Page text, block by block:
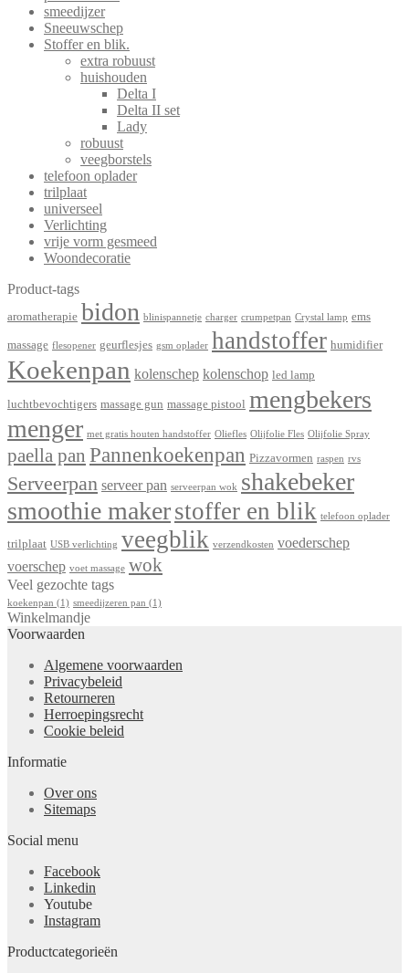
smeedijzer
Sneeuwschep
Stoffer en blik.
extra robuust
huishouden
Delta I
Delta II set
Lady
robuust
veegborstels
telefoon oplader
trilplaat
universeel
Verlichting
vrije vorm gesmeed
Woondecoratie
Product-tags
aromatherapie bidon blinispannetje charger crumpetpan Crystal lamp ems
massage flesopener geurflesjes gsm oplader handstoffer humidifier
Koekenpan kolenschep kolenschop led lamp
luchtbevochtigers massage gun massage pistool mengbekers
menger met gratis houten handstoffer Oliefles Olijfolie Fles Olijfolie Spray
paella pan Pannenkoekenpan Pizzavormen raspen rvs
Serveerpan serveer pan serveerpan wok shakebeker
smoothie makerstoffer en blik telefoon oplader
trilplaat USB verlichting veegblik verzendkosten voederschep
voerschep voet massage wok
Veel gezochte tags
koekenpan (1) smeedijzeren pan (1)
Winkelmandje
Voorwaarden
Algemene voorwaarden
Privacybeleid
Retourneren
Herroepingsrecht
Cookie beleid
Informatie
Over ons
Sitemaps
Social menu
Facebook
Linkedin
Youtube
Instagram
Productcategorieën